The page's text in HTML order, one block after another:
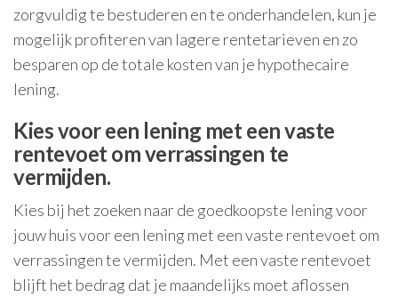
zorgvuldig te bestuderen en te onderhandelen, kun je
mogelijk profiteren van lagere rentetarieven en zo
besparen op de totale kosten van je hypothecaire
lening.
Kies voor een lening met een vaste
rentevoet om verrassingen te
vermijden.
Kies bij het zoeken naar de goedkoopste lening voor
jouw huis voor een lening met een vaste rentevoet om
verrassingen te vermijden. Met een vaste rentevoet
blijft het bedrag dat je maandelijks moet aflossen